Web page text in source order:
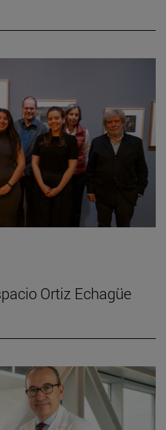
Ortiz Echagüe